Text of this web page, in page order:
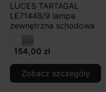
LUCES TARTAGAL
LE71448/9 lampa
zewnętrzna schodowa
154,00 zł
Zobacz szczegóły